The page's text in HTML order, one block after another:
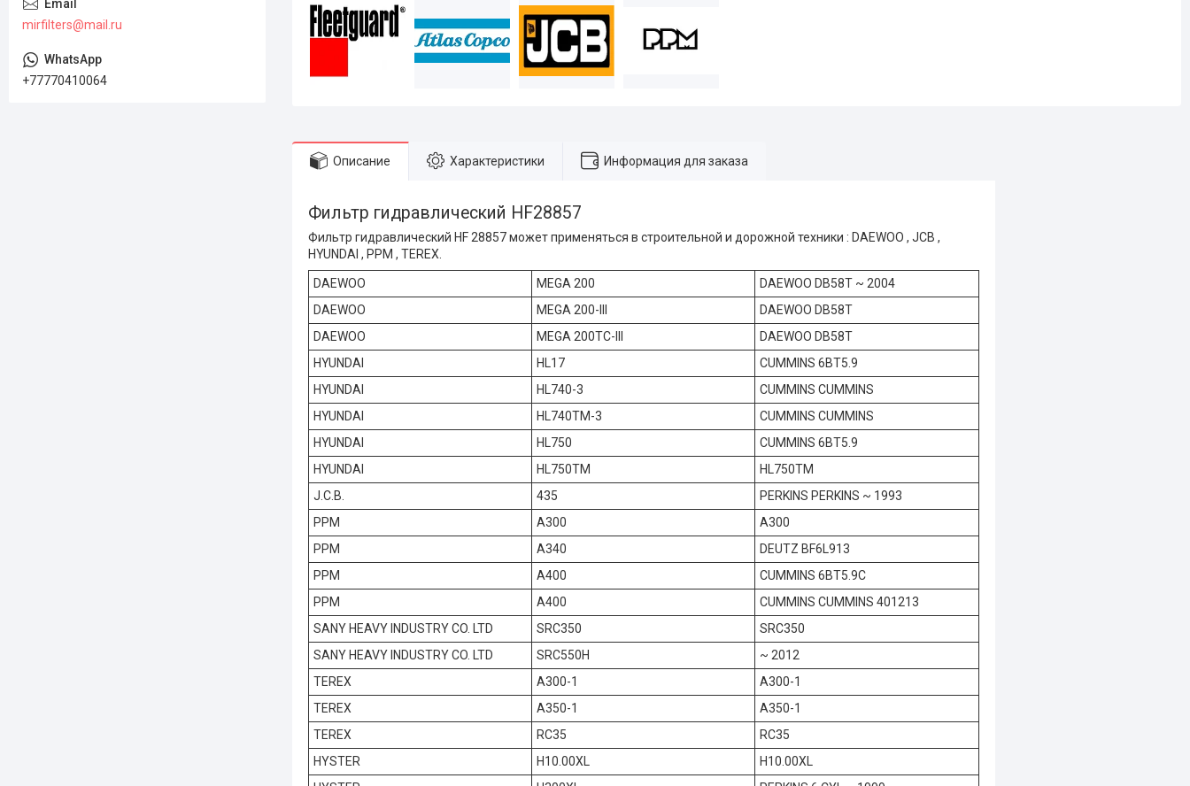
Описание Характеристики Информация для заказа
Фильтр гидравлический HF28857
Фильтр гидравлический HF 28857 может применяться в строительной и дорожной техники : DAEWOO , JCB ,
HYUNDAI , PPM , TEREX.
DAEWOO MEGA 200
DAEWOO DB58T ~ 2004
DAEWOO
MEGA 200-III
DAEWOO DB58T
DAEWOO
MEGA 200TC-III
DAEWOO DB58T
HYUNDAI
HL17
CUMMINS 6BT5.9
HYUNDAI
HL740-3
CUMMINS CUMMINS
HYUNDAI
HL740TM-3
CUMMINS CUMMINS
HYUNDAI
HL750
CUMMINS 6BT5.9
HYUNDAI
HL750TM
HL750TM
J.C.B.
435
PERKINS PERKINS ~ 1993
PPM
A300
A300
PPM
A340
DEUTZ BF6L913
PPM
A400
CUMMINS 6BT5.9C
PPM
A400
CUMMINS CUMMINS 401213
SANY HEAVY INDUSTRY CO. LTD
SRC350
SRC350
SANY HEAVY INDUSTRY CO. LTD
SRC550H
~ 2012
TEREX
A300-1
A300-1
TEREX
A350-1
A350-1
TEREX
RC35
RC35
HYSTER
H10.00XL
H10.00XL
mirfilters@mail.ru
+77770410064